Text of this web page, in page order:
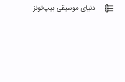
دنیای موسیقی بیپ‌تونز